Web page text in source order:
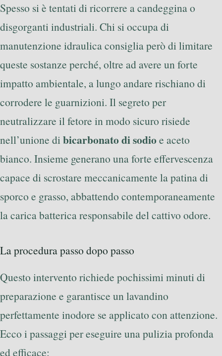
Spesso si è tentati di ricorrere a candeggina o
disgorganti industriali. Chi si occupa di
manutenzione idraulica consiglia però di limitare
queste sostanze perché, oltre ad avere un forte
impatto ambientale, a lungo andare rischiano di
corrodere le guarnizioni. Il segreto per
neutralizzare il fetore in modo sicuro risiede
nell’unione dibicarbonato di sodioe aceto
bianco. Insieme generano una forte effervescenza
capace di scrostare meccanicamente la patina di
sporco e grasso, abbattendo contemporaneamente
la carica batterica responsabile del cattivo odore.
La procedura passo dopo passo
Questo intervento richiede pochissimi minuti di
preparazione e garantisce un lavandino
perfettamente inodore se applicato con attenzione.
Ecco i passaggi per eseguire una pulizia profonda
ed efficace: